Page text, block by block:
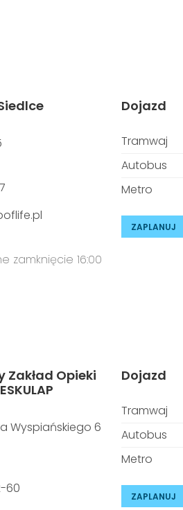
zamknięcie 16:00
Dojazd
Tramwaj
Autobus
Metro
ZAPLANUJ
Zakład Opieki
Wyspiańskiego 6
60
Dojazd
Tramwaj
Autobus
Metro
ZAPLANUJ